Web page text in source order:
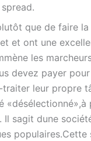
que de faire
et ont une
les
devez payer
leur propre
sagit dune
populaires.Cette